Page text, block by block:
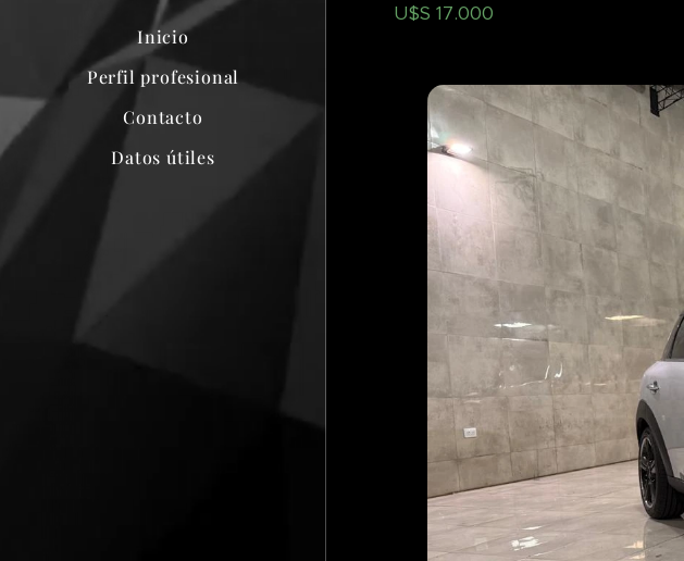
Inicio
Perfil profesional
Contacto
Datos útiles
U$S 17.000